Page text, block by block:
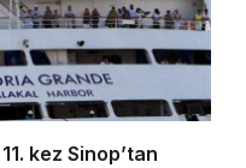
kez Sinop’tan